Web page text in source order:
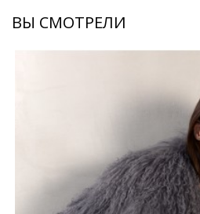
Модель имеет свободную
составляет 60-65 см. Серый
Не только внешняя красота
особенной. Мех ламы
мягкостью и шелковистостью,
максимального комфорта при
воротник придает изделию
шарма и утонченности.
каждое движение легким и
ВЫ СМОТРЕЛИ